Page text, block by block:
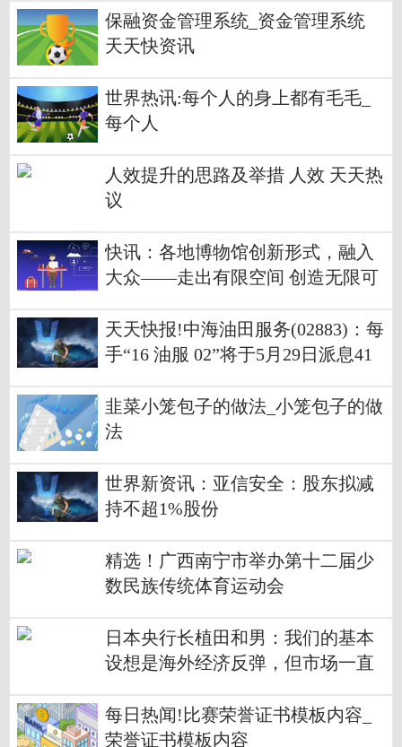
保融资金管理系统_资金管理系统
天天快资讯
世界热讯:每个人的身上都有毛毛_
每个人
人效提升的思路及举措 人效 天天热
议
快讯：各地博物馆创新形式，融入
大众——走出有限空间 创造无限可
天天快报!中海油田服务(02883)：每
手“16 油服 02”将于5月29日派息41
韭菜小笼包子的做法_小笼包子的做
法
世界新资讯：亚信安全：股东拟减
持不超1%股份
精选！广西南宁市举办第十二届少
数民族传统体育运动会
日本央行长植田和男：我们的基本
设想是海外经济反弹，但市场一直
济增长之间取得平衡
每日热闻!比赛荣誉证书模板内容_
荣誉证书模板内容